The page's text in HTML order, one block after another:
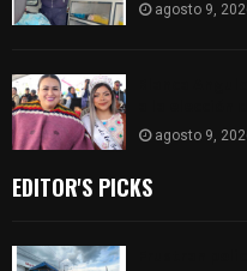
agosto 9,
agosto 9,
EDITOR'S PICKS